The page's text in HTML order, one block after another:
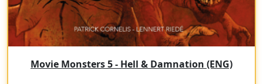
Movie Monsters 5 - Hell & Damnation (ENG)